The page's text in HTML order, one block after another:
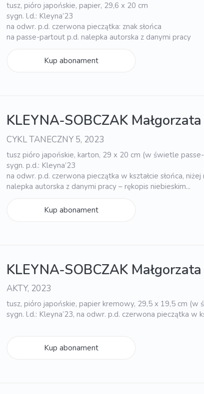
tusz, pióro japońskie, papier, 29,6 x 20 cm
sygn. l.d.: Kleyna’23
na odwr. p.d. czerwona pieczątka: znak słońca
na passe-partout p.d. nalepka autorska z danymi pracy
Kup abonament
KLEYNA-SOBCZAK Małgorzata
CYKL TANECZNY 5, 2023
tusz pióro japońskie, karton, 29 x 20 cm (w świetle
sygn. p.d.: Kleyna’23
na odwr. p.d. czerwona pieczątka w kształcie słońca,
nalepka autorska z danymi pracy – rękopis niebieskim...
Kup abonament
KLEYNA-SOBCZAK Małgorzata
AKTY, 2023
tusz, pióro japońskie, papier kremowy, 29,5 x 19,5 cm
sygn. l.d.: Kleyna’23, na odwr. p.d. czerwona pieczątka w
Kup abonament